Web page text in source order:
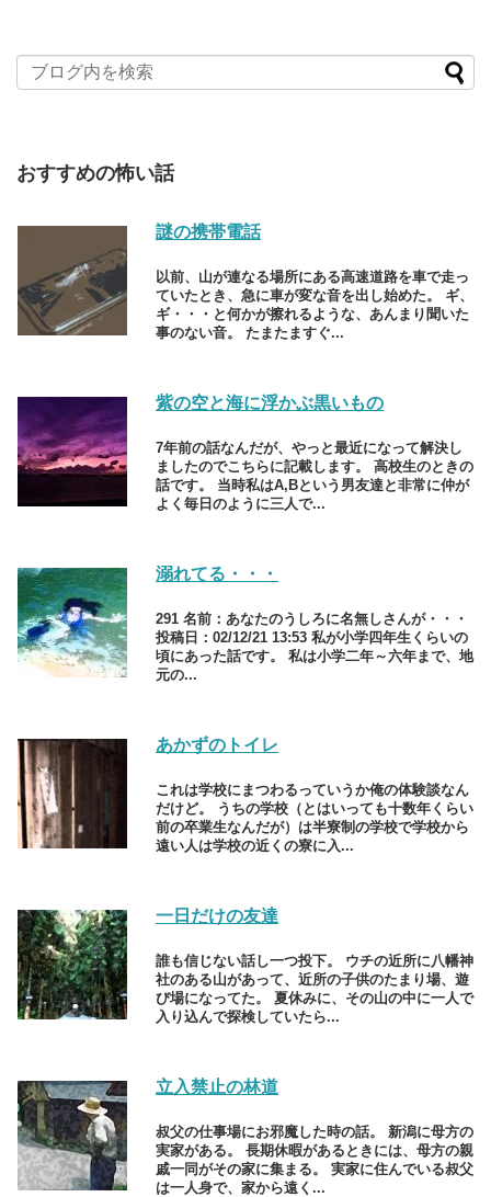
おすすめの怖い話
謎の携帯電話
以前、山が連なる場所にある高速道路を車で走っ
ていたとき、急に車が変な音を出し始めた。 ギ、
ギ・・・と何かが擦れるような、あんまり聞いた
事のない音。 たまたますぐ...
紫の空と海に浮かぶ黒いもの
7年前の話なんだが、やっと最近になって解決し
ましたのでこちらに記載します。 高校生のときの
話です。 当時私はA,Bという男友達と非常に仲が
よく毎日のように三人で...
溺れてる・・・
291 名前：あなたのうしろに名無しさんが・・・
投稿日：02/12/21 13:53 私が小学四年生くらいの
頃にあった話です。 私は小学二年～六年まで、地
元の...
あかずのトイレ
これは学校にまつわるっていうか俺の体験談なん
だけど。 うちの学校（とはいっても十数年くらい
前の卒業生なんだが）は半寮制の学校で学校から
遠い人は学校の近くの寮に入...
一日だけの友達
誰も信じない話し一つ投下。 ウチの近所に八幡神
社のある山があって、近所の子供のたまり場、遊
び場になってた。 夏休みに、その山の中に一人で
入り込んで探検していたら...
立入禁止の林道
叔父の仕事場にお邪魔した時の話。 新潟に母方の
実家がある。 長期休暇があるときには、母方の親
戚一同がその家に集まる。 実家に住んでいる叔父
は一人身で、家から遠く...